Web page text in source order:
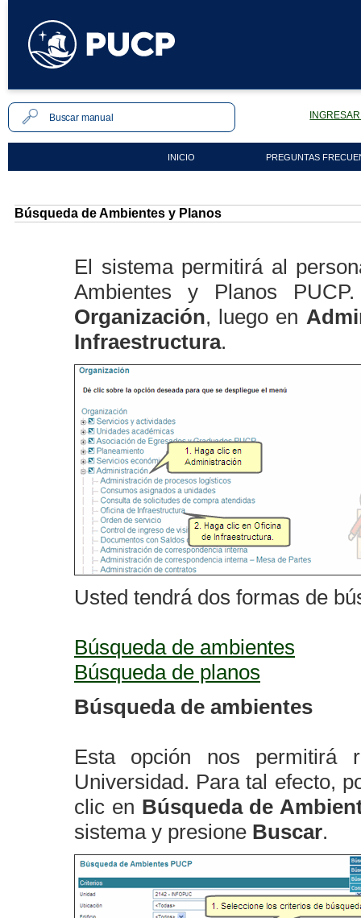
INICIO PREGUNTAS
Búsqueda de Ambientes y Planos
El sistema permitirá al
Ambientes y Planos
Organización, luego en
Infraestructura.
Usted tendrá dos formas de
Búsqueda de ambientes
Búsqueda de planos
Búsqueda de ambientes
Esta opción nos permitirá
Universidad. Para tal efecto,
clic en Búsqueda de
sistema y presione Buscar.